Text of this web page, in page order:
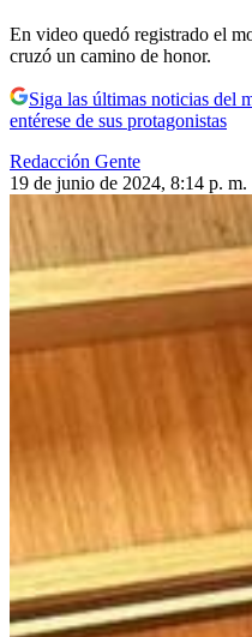
En video quedó registrado el
cruzó un camino de honor.
Siga las últimas noticias del
entérese de sus protagonistas
Redacción Gente
19 de junio de 2024, 8:14 p. m.